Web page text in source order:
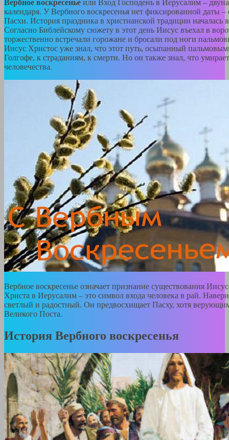
Вербное воскресенье или Вход Господень в Иерусалим –
календаря. У Вербного воскресенья нет фиксированной даты
Пасхи. История праздника в христианской традиции началась
Согласно Библейскому сюжету в этот день Иисус въехал в
торжественно встречали горожане и бросали под ноги
Иисус Христос уже знал, что этот путь, осыпанный
Голгофе, к страданиям, к смерти. Но он также знал, что
человечества.
Вербное воскресенье означает признание существования
Христа в Иерусалим – это символ входа человека в рай.
светлый и радостный. Он предвосхищает Пасху, хотя
Великого Поста.
История Вербного воскресенья